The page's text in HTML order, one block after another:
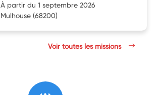
À partir du 1 septembre 2026
Mulhouse (68200)
Voir toutes les missions